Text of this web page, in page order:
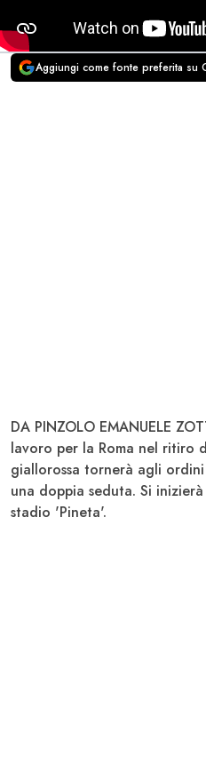
Aggiungi come fonte preferita su
DA PINZOLO EMANUELE
lavoro per la Roma nel ritiro
giallorossa tornerà agli
una doppia seduta. Si
stadio 'Pineta'.